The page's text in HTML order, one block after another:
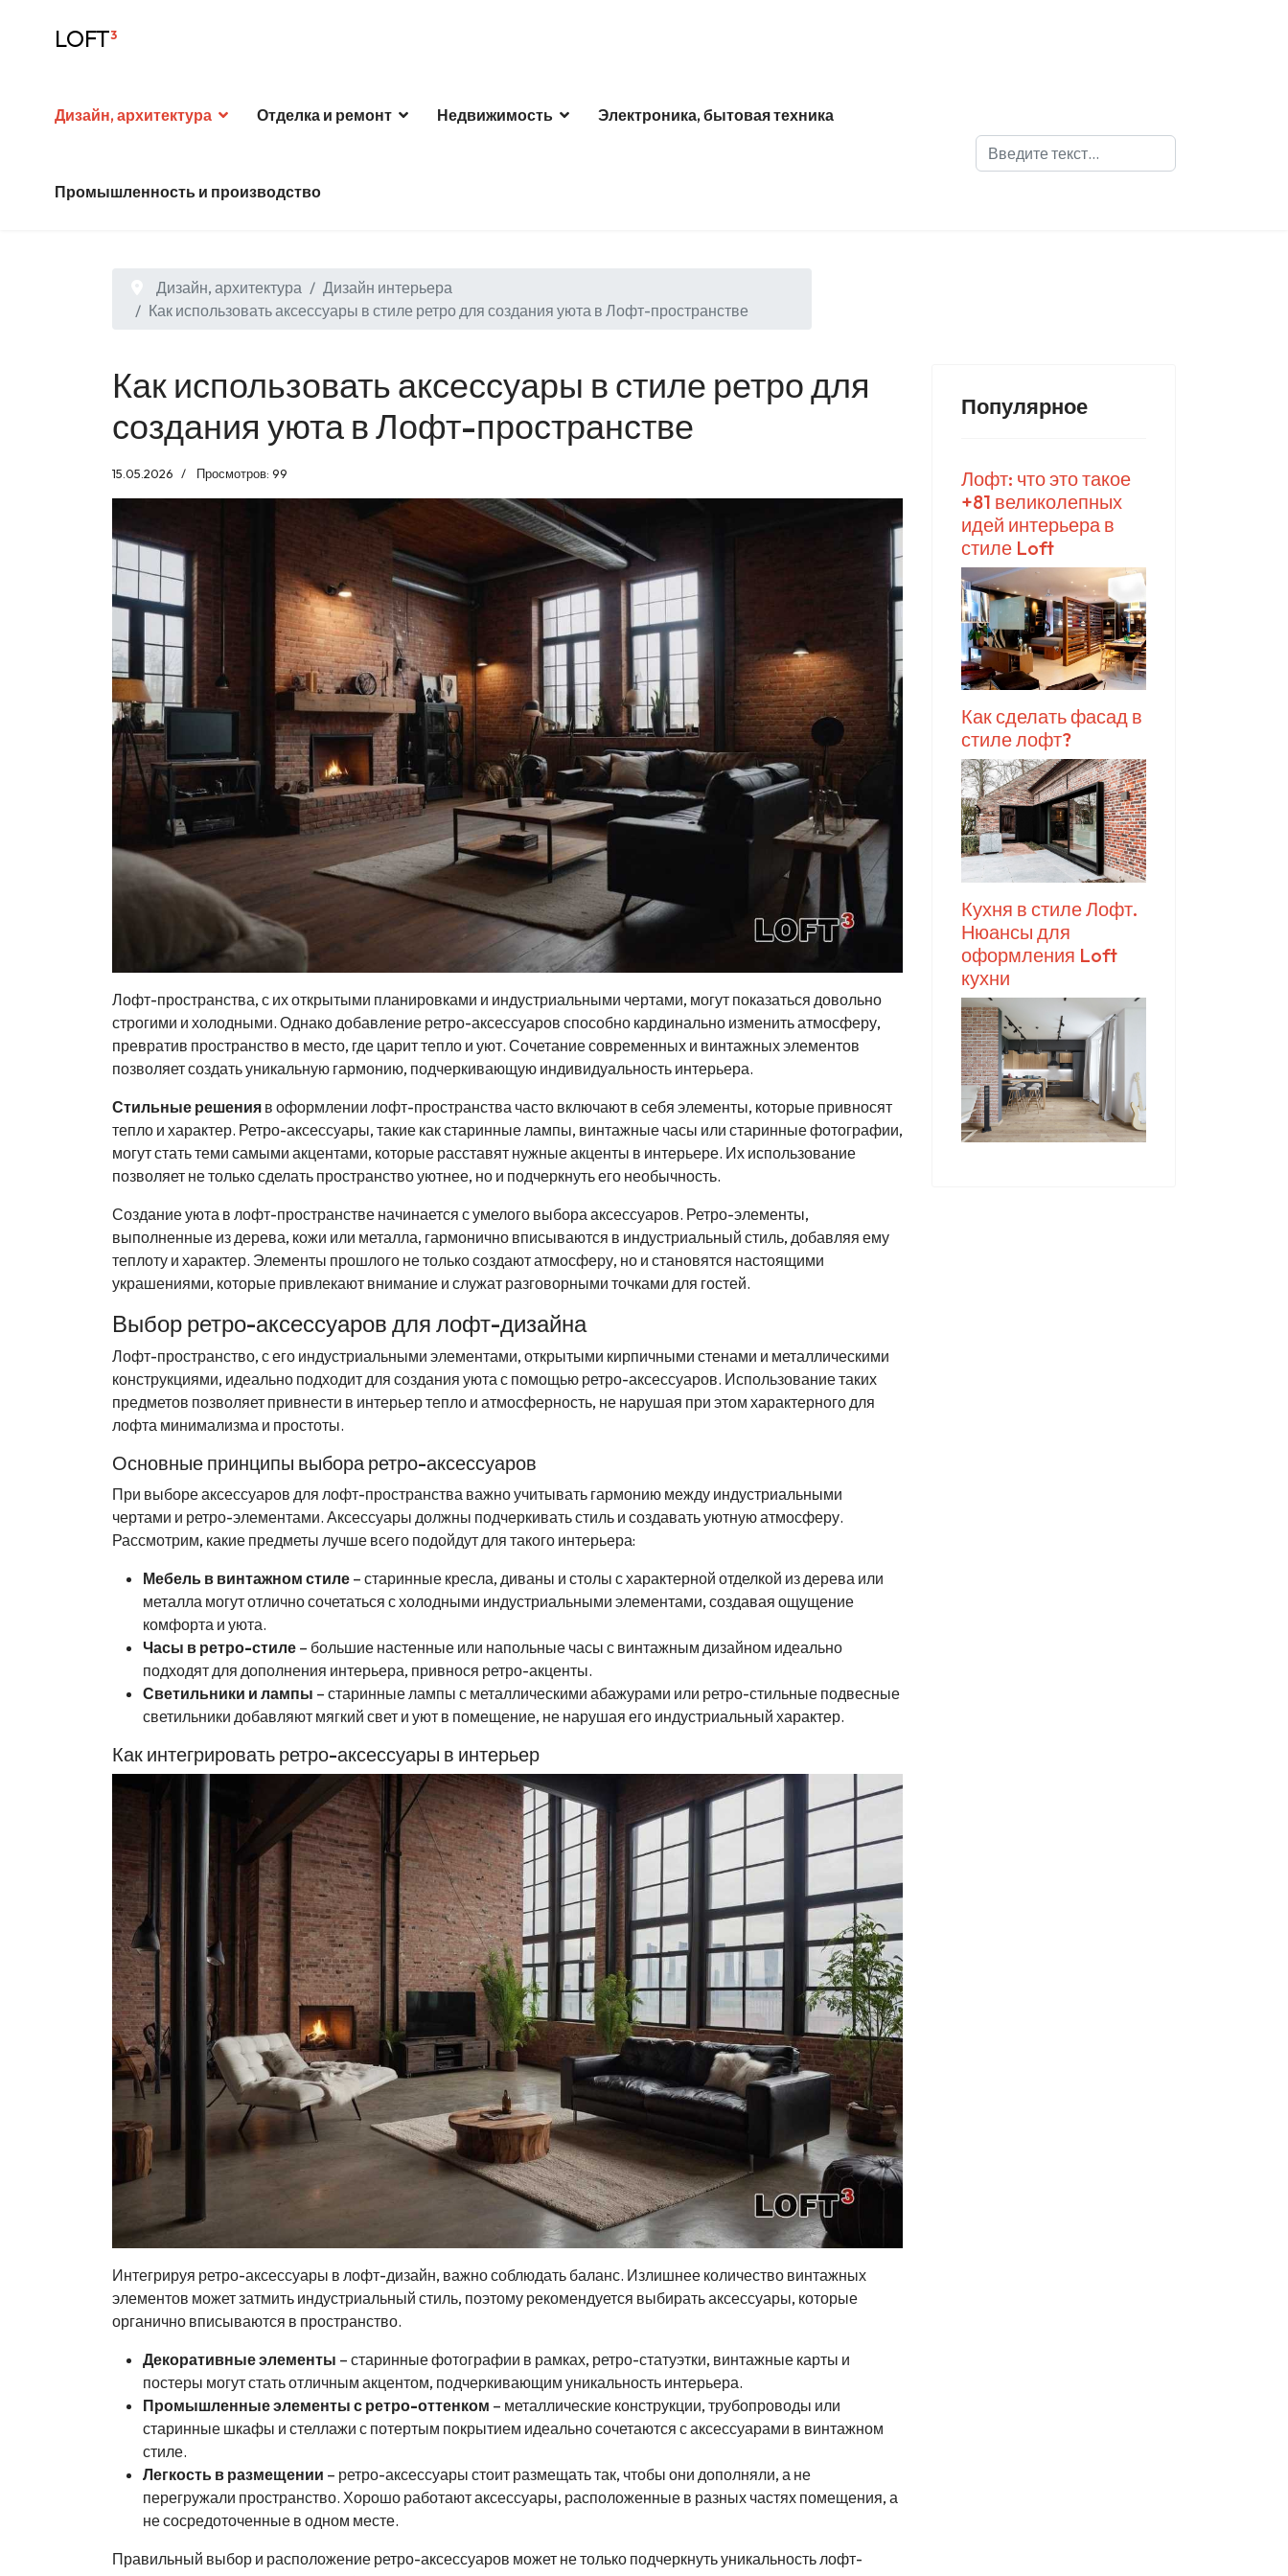
LOFT³
Дизайн, архитектура Отделка и ремонт Недвижимость Электроника, бытовая техника
Промышленность и производство
Поиск
Дизайн, архитектура
Дизайн интерьера
Как использовать аксессуары в стиле ретро для создания уюта в Лофт-пространстве
Как использовать аксессуары в стиле ретро для
создания уюта в Лофт-пространстве
15.05.2026 Просмотров: 99
Лофт-пространства, с их открытыми планировками и индустриальными чертами, могут показаться довольно
строгими и холодными. Однако добавление ретро-аксессуаров способно кардинально изменить атмосферу,
превратив пространство в место, где царит тепло и уют. Сочетание современных и винтажных элементов
позволяет создать уникальную гармонию, подчеркивающую индивидуальность интерьера.
Стильные решения в оформлении лофт-пространства часто включают в себя элементы, которые привносят
тепло и характер. Ретро-аксессуары, такие как старинные лампы, винтажные часы или старинные фотографии,
могут стать теми самыми акцентами, которые расставят нужные акценты в интерьере. Их использование
позволяет не только сделать пространство уютнее, но и подчеркнуть его необычность.
Создание уюта в лофт-пространстве начинается с умелого выбора аксессуаров. Ретро-элементы,
выполненные из дерева, кожи или металла, гармонично вписываются в индустриальный стиль, добавляя ему
теплоту и характер. Элементы прошлого не только создают атмосферу, но и становятся настоящими
украшениями, которые привлекают внимание и служат разговорными точками для гостей.
Выбор ретро-аксессуаров для лофт-дизайна
Лофт-пространство, с его индустриальными элементами, открытыми кирпичными стенами и металлическими
конструкциями, идеально подходит для создания уюта с помощью ретро-аксессуаров. Использование таких
предметов позволяет привнести в интерьер тепло и атмосферность, не нарушая при этом характерного для
лофта минимализма и простоты.
Основные принципы выбора ретро-аксессуаров
При выборе аксессуаров для лофт-пространства важно учитывать гармонию между индустриальными
чертами и ретро-элементами. Аксессуары должны подчеркивать стиль и создавать уютную атмосферу.
Рассмотрим, какие предметы лучше всего подойдут для такого интерьера:
Мебель в винтажном стиле – старинные кресла, диваны и столы с характерной отделкой из дерева или
металла могут отлично сочетаться с холодными индустриальными элементами, создавая ощущение
комфорта и уюта.
Часы в ретро-стиле – большие настенные или напольные часы с винтажным дизайном идеально
подходят для дополнения интерьера, привнося ретро-акценты.
Светильники и лампы – старинные лампы с металлическими абажурами или ретро-стильные подвесные
светильники добавляют мягкий свет и уют в помещение, не нарушая его индустриальный характер.
Как интегрировать ретро-аксессуары в интерьер
Интегрируя ретро-аксессуары в лофт-дизайн, важно соблюдать баланс. Излишнее количество винтажных
элементов может затмить индустриальный стиль, поэтому рекомендуется выбирать аксессуары, которые
органично вписываются в пространство.
Декоративные элементы – старинные фотографии в рамках, ретро-статуэтки, винтажные карты и
постеры могут стать отличным акцентом, подчеркивающим уникальность интерьера.
Промышленные элементы с ретро-оттенком – металлические конструкции, трубопроводы или
старинные шкафы и стеллажи с потертым покрытием идеально сочетаются с аксессуарами в винтажном
стиле.
Легкость в размещении – ретро-аксессуары стоит размещать так, чтобы они дополняли, а не
перегружали пространство. Хорошо работают аксессуары, расположенные в разных частях помещения, а
не сосредоточенные в одном месте.
Правильный выбор и расположение ретро-аксессуаров может не только подчеркнуть уникальность лофт-
Популярное
Лофт: что это такое
+81 великолепных
идей интерьера в
стиле Loft
Как сделать фасад в
стиле лофт?
Кухня в стиле Лофт.
Нюансы для
оформления Loft
кухни